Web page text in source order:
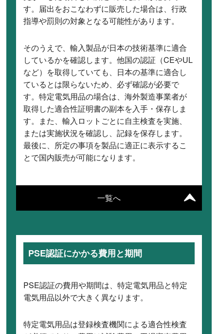
一覧へ
す。届出をおこなわずに販売した場合は、行政
指導や罰則の対象となる可能性があります。
そのうえで、輸入製品が日本の技術基準に適合
しているかを確認します。他国の認証（CEやUL
など）を取得していても、日本の基準に適合し
ているとは限らないため、必ず確認が必要で
す。特定電気用品の場合は、海外製造事業者が
取得した適合性証明書の副本を入手・保存しま
す。また、輸入ロットごとに自主検査を実施、
または実施状況を確認し、記録を保存します。
最後に、所定の事項を製品に適正に表示するこ
とで国内販売が可能になります。
PSE認証にかかる費用と期間
PSE認証の費用や期間は、特定電気用品と特定
電気用品以外で大きく異なります。
特定電気用品は登録検査機関による適合性検査